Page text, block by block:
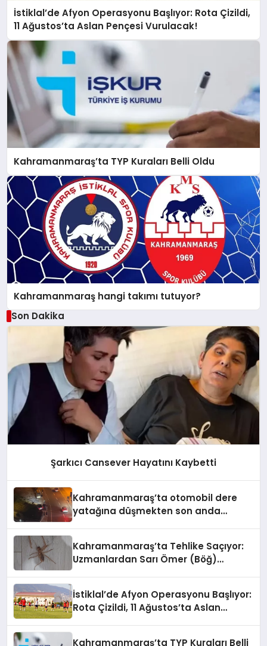
İstiklal’de Afyon Operasyonu Başlıyor: Rota Çizildi,
11 Ağustos’ta Aslan Pençesi Vurulacak!
Kahramanmaraş’ta TYP Kuraları Belli Oldu
Kahramanmaraş hangi takımı tutuyor?
Son Dakika
Şarkıcı Cansever Hayatını Kaybetti
Kahramanmaraş’ta otomobil dere
yatağına düşmekten son anda
Kahramanmaraş’ta Tehlike Saçıyor:
Uzmanlardan Sarı Ömer (Böğ)
İstiklal’de Afyon Operasyonu Başlıyor:
Rota Çizildi, 11 Ağustos’ta Aslan
Kahramanmaraş’ta TYP Kuraları Belli